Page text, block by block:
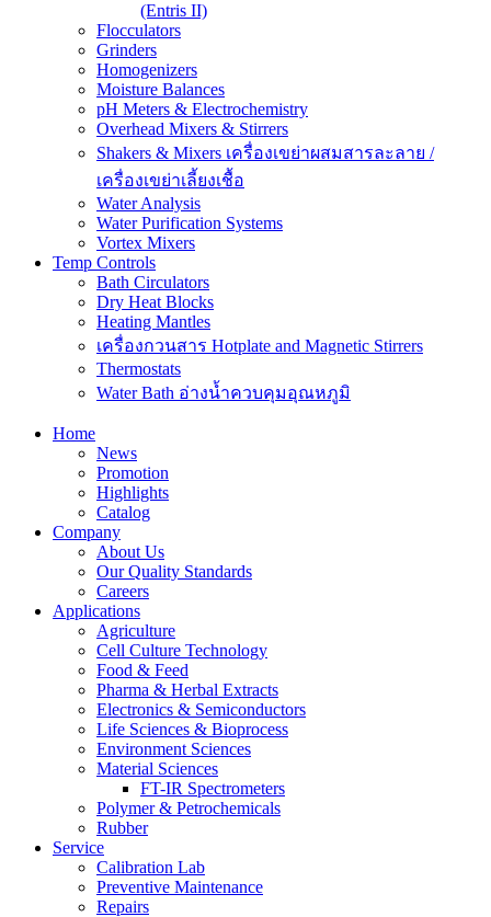
(Entris II)
Flocculators
Grinders
Homogenizers
Moisture Balances
pH Meters & Electrochemistry
Overhead Mixers & Stirrers
Shakers & Mixers เครื่องเขย่าผสมสารละลาย /
เครื่องเขย่าเลี้ยงเชื้อ
Water Analysis
Water Purification Systems
Vortex Mixers
Temp Controls
Bath Circulators
Dry Heat Blocks
Heating Mantles
เครื่องกวนสาร Hotplate and Magnetic Stirrers
Thermostats
Water Bath อ่างน้ำควบคุมอุณหภูมิ
Home
News
Promotion
Highlights
Catalog
Company
About Us
Our Quality Standards
Careers
Applications
Agriculture
Cell Culture Technology
Food & Feed
Pharma & Herbal Extracts
Electronics & Semiconductors
Life Sciences & Bioprocess
Environment Sciences
Material Sciences
FT-IR Spectrometers
Polymer & Petrochemicals
Rubber
Service
Calibration Lab
Preventive Maintenance
Repairs